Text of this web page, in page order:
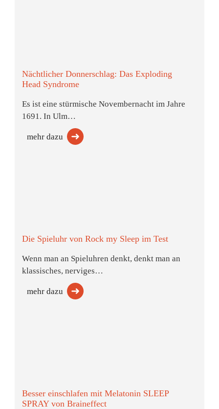
Nächtlicher Donnerschlag: Das Exploding
Head Syndrome
Es ist eine stürmische Novembernacht im Jahre
1691. In Ulm…
mehr dazu
Die Spieluhr von Rock my Sleep im Test
Wenn man an Spieluhren denkt, denkt man an
klassisches, nerviges…
mehr dazu
Besser einschlafen mit Melatonin SLEEP
SPRAY von Braineffect